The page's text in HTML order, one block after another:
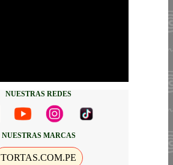
NUESTRAS REDES
NUESTRAS MARCAS
TORTAS.COM.PE